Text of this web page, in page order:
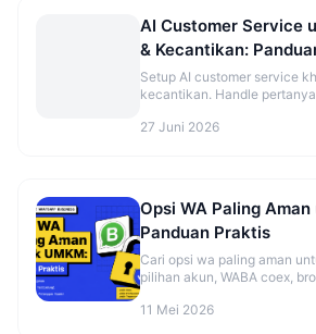
AI Customer Service
& Kecantikan:
Setup AI customer service
kecantikan. Handle
27 Juni 2026
Opsi WA Paling
Panduan Praktis
Cari opsi wa paling aman
pilihan akun, WABA coex,
11 Mei 2026